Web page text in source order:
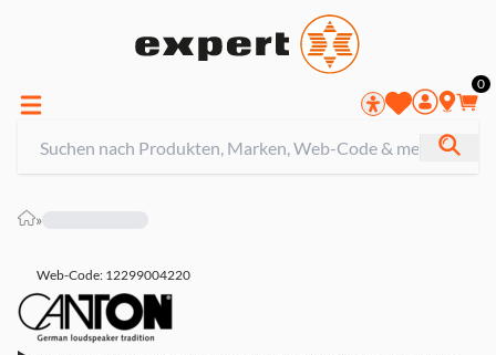
0
»
Web-Code: 12299004220